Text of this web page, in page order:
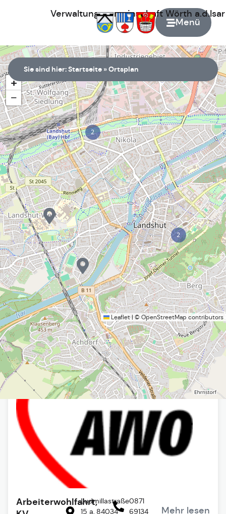
Menü
Verwaltungsgemeinschaft Wörth
Zur Startseite
Sie sind hier:Startseite »Ortsplan
2
2
+
−
Leaflet |©OpenStreetMap contributors
Arbeiterwohlfahrt,Ludmillastraße
15 a, 84034
0871
69134
Mehr lesen